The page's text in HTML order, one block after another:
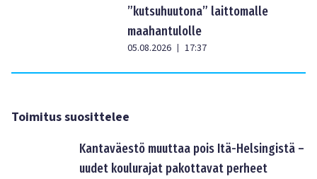
”kutsuhuutona” laittomalle
maahantulolle
05.08.2026 | 17:37
Toimitus suosittelee
Kantaväestö muuttaa pois Itä-Helsingistä –
uudet koulurajat pakottavat perheet